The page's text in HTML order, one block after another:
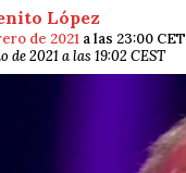
López
de 2021 a las 23:00 CET
de 2021 a las 19:02 CEST